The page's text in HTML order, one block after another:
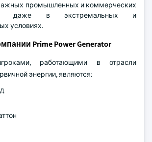
промышленных и коммерческих
даже в экстремальных и
условиях.
Prime Power Generator
работающими в отрасли
энергии, являются: